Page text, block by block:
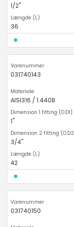
1/2"
36
031740143
AISI316 / 1.4408
1"
3/4"
42
031740150